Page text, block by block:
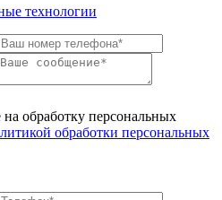
технологии
обработку персональных
обработки персональных